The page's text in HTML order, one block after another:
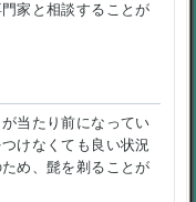
家と相談することが
当たり前になってい
けなくても良い状況
め、髭を剃ることが